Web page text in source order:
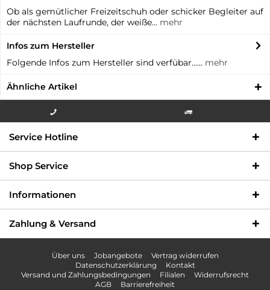
Ob als gemütlicher Freizeitschuh oder schicker Begleiter auf
der nächsten Laufrunde, der weiße... mehr
Infos zum Hersteller
Folgende Infos zum Hersteller sind verfübar...... mehr
Ähnliche Artikel
000
Service Hotline
Shop Service
Informationen
Zahlung & Versand
Über uns Jobangebote
Vertrag widerrufen
Datenschutzerklärung
Kontakt
Versand und Zahlungsbedingungen
Filialen
Widerrufsrecht
AGB
Barrierefreiheit